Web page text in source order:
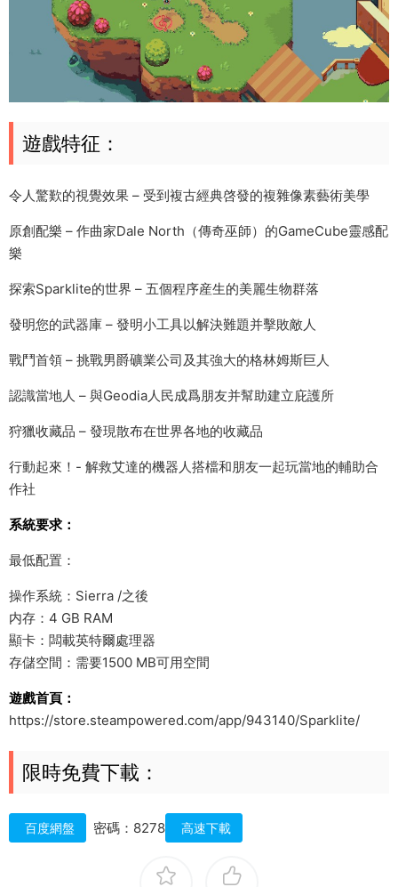
遊戲特征：
令人驚歎的視覺效果 – 受到複古經典啓發的複雜像素藝術美學
原創配樂 – 作曲家Dale North（傳奇巫師）的GameCube靈感配
樂
探索Sparklite的世界 – 五個程序産生的美麗生物群落
發明您的武器庫 – 發明小工具以解決難題并擊敗敵人
戰鬥首領 – 挑戰男爵礦業公司及其強大的格林姆斯巨人
認識當地人 – 與Geodia人民成爲朋友并幫助建立庇護所
狩獵收藏品 – 發現散布在世界各地的收藏品
行動起來！- 解救艾達的機器人搭檔和朋友一起玩當地的輔助合
作社
系統要求：
最低配置：
操作系統：Sierra /之後
内存：4 GB RAM
顯卡：闆載英特爾處理器
存儲空間：需要1500 MB可用空間
遊戲首頁：
https://store.steampowered.com/app/943140/Sparklite/
限時免費下載：
百度網盤 密碼：8278 高速下載